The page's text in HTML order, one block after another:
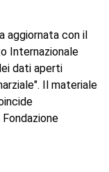
aggiornata con il
Internazionale
dati aperti
Il materiale